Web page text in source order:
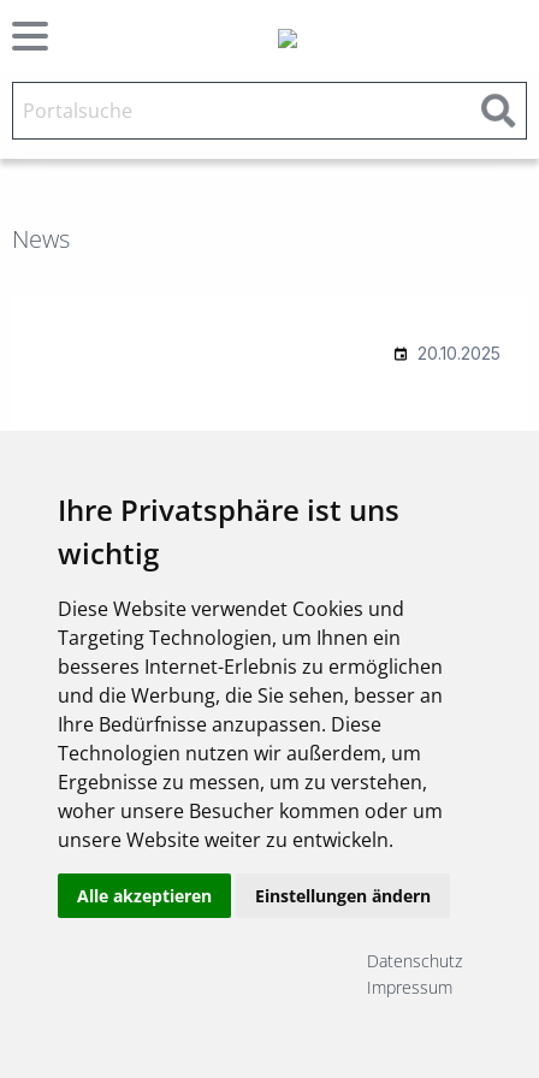
Ihre Privatsphäre ist uns
wichtig
Diese Website verwendet Cookies und
Targeting Technologien, um Ihnen ein
besseres Internet-Erlebnis zu ermöglichen
und die Werbung, die Sie sehen, besser an
Ihre Bedürfnisse anzupassen. Diese
Technologien nutzen wir außerdem, um
Ergebnisse zu messen, um zu verstehen,
woher unsere Besucher kommen oder um
unsere Website weiter zu entwickeln.
Alle akzeptieren Einstellungen ändern
Datenschutz
Impressum
News